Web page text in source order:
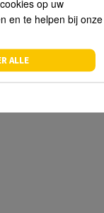
op uw
en te helpen bij onze
ALLE